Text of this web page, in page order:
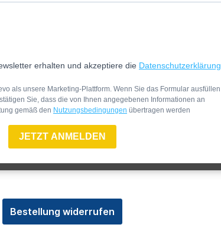
erhalten und akzeptiere die Datenschutzerklärung
als unsere Marketing-Plattform. Wenn Sie das Formular ausfüllen
Sie, dass die von Ihnen angegebenen Informationen an
gemäß den Nutzungsbedingungen übertragen werden
JETZT ANMELDEN
Bestellung widerrufen